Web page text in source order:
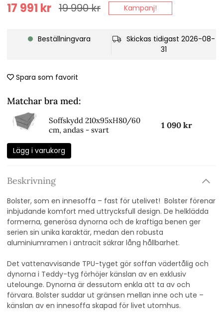
19 990kr
17 991 kr Kampanj!
Beställningvara
Skickas tidigast 2026-08-
31
Spara som favorit
Matchar bra med:
Soffskydd 210x95xH80/60
cm, andas - svart
1 090 kr
Lägg i varukorg
Beskrivning
Bolster, som en innesoffa – fast för utelivet! Bolster förenar
inbjudande komfort med uttrycksfull design. De helklädda
formerna, generösa dynorna och de kraftiga benen ger
serien sin unika karaktär, medan den robusta
aluminiumramen i antracit säkrar lång hållbarhet.
Det vattenavvisande TPU-tyget gör soffan vädertålig och
dynorna i Teddy-tyg förhöjer känslan av en exklusiv
utelounge. Dynorna är dessutom enkla att ta av och
förvara. Bolster suddar ut gränsen mellan inne och ute –
känslan av en innesoffa skapad för livet utomhus.